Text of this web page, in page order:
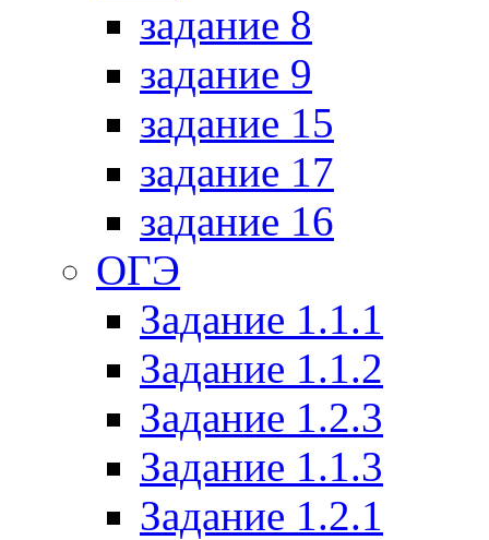
задание 8
задание 9
задание 15
задание 17
задание 16
ОГЭ
Задание 1.1.1
Задание 1.1.2
Задание 1.2.3
Задание 1.1.3
Задание 1.2.1